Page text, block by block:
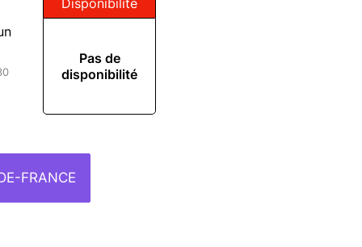
Disponibilité
Pas de
disponibilité
FRANCE